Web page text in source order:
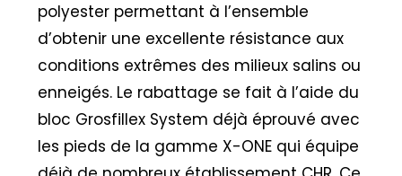
polyester permettant à l’ensemble
d’obtenir une excellente résistance aux
conditions extrêmes des milieux salins ou
enneigés. Le rabattage se fait à l’aide du
bloc Grosfillex System déjà éprouvé avec
les pieds de la gamme X-ONE qui équipe